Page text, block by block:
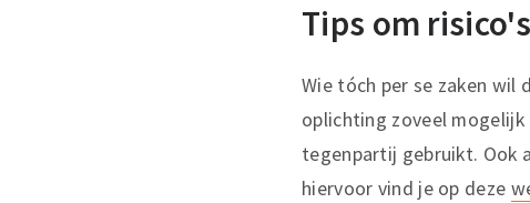
Tips om
Wie tóch per se zaken wil
oplichting zoveel
tegenpartij gebruikt. Ook
hiervoor vind je op deze